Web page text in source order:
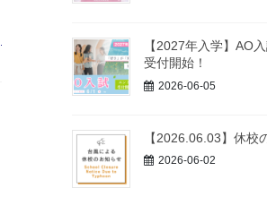
【2027年入学】AO
受付開始！
2026-06-05
【2026.06.03】休校
2026-06-02